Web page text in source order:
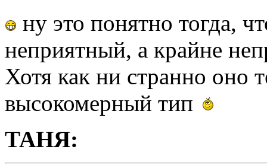
ну это понятно тогда,
неприятный, а крайне
Хотя как ни странно оно
высокомерный тип
ТАНЯ: